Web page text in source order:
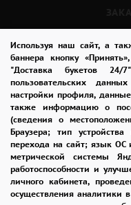
Используя наш сайт, а
баннера кнопку
"Доставка букетов
пользовательских
настройки профиля,
также информацию о
(сведения о
Браузера; тип
перехода на сайт; язык
метрической системы
работоспособности и
личного кабинета,
осуществления аналитики
ул.
2026 ©